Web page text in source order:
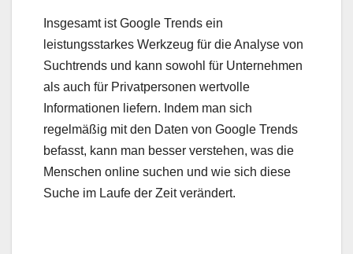
Insgesamt ist Google Trends ein
leistungsstarkes Werkzeug für die Analyse von
Suchtrends und kann sowohl für Unternehmen
als auch für Privatpersonen wertvolle
Informationen liefern. Indem man sich
regelmäßig mit den Daten von Google Trends
befasst, kann man besser verstehen, was die
Menschen online suchen und wie sich diese
Suche im Laufe der Zeit verändert.